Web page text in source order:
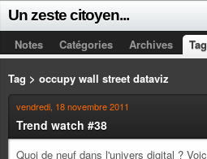
Un zeste citoyen...
Notes Catégories Archives
Tag > occupy wall street dataviz
vendredi, 18 novembre 2011
Trend watch #38
Quoi de neuf dans l'univers digital ?